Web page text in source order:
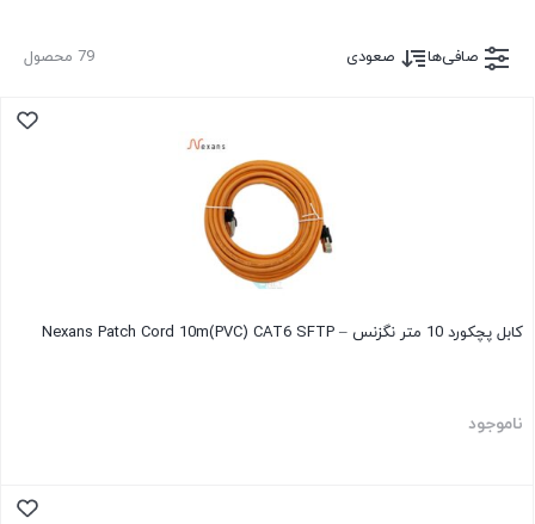
79 محصول صافی‌ها صعودی
کابل پچکورد 10 متر نگزنس – Nexans Patch Cord 10m(PVC) CAT6 SFTP
ناموجود